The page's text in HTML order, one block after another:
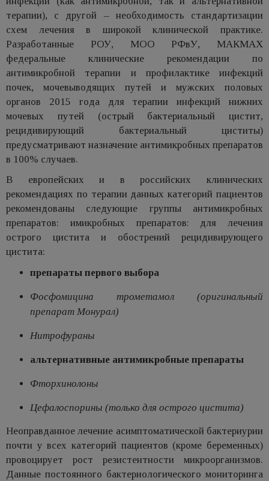
терапии), с другой – необходимость стандартизации
схем лечения в широкой клинической практике.
Разработанные РОУ, МОО РФвУ, МАКМАХ
федеральные клинические рекомендации по
антимикробной терапии и профилактике инфекций
почек, мочевыводящих путей и мужских половых
органов 2015 года для терапии инфекций нижних
мочевых путей (острый бактериальный цистит,
рецидивирующий бактериальный циститы)
предусматривают назначение антимикробных препаратов
в 100% случаев.
В европейских и в российских клинических
рекомендациях по терапии данных категорий пациентов
рекомендованы следующие группы антимикробных
препаратов: имикробных препаратов: для лечения
острого цистита и обострений рецидивирующего
цистита:
препараты первого выбора
Фосфомицина трометамол (оригинальный
препарат Монурал)
Нитрофураны
альтернативные антимикробные препараты
Фторхинолоны
Цефалоспорины (только для острого цистита)
Неоправданное лечение асимптоматической бактериурии
почти у всех категорий пациентов (кроме беременных)
провоцирует рост резистентности микроорганизмов.
Данные постоянного бактериологического мониторинга